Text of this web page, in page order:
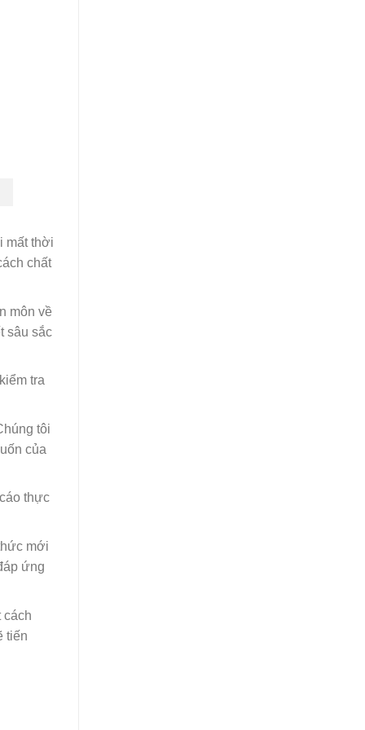
mất thời
chất
môn về
sâu sắc
tra
tôi
của
thực
mới
ứng
cách
tiến